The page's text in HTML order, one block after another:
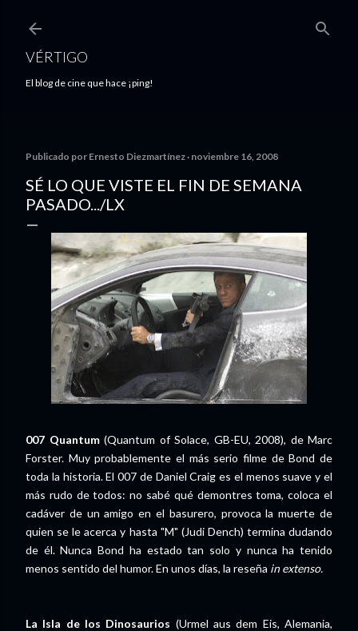
VÉRTIGO
El blog de cine que hace ¡ping!
Publicado por Ernesto Diezmartínez noviembre 16, 2008
SÉ LO QUE VISTE EL FIN DE SEMANA
PASADO.../LX
007 Quantum(Quantum of Solace, GB-EU, 2008), de Marc
Forster. Muy probablemente el más serio filme de Bond de
toda la historia. El 007 de Daniel Craig es el menos suave y el
más rudo de todos: no sabé qué demontres toma, coloca el
cadáver de un amigo en el basurero, provoca la muerte de
quien se le acerca y hasta "M" (Judi Dench) termina dudando
de él. Nunca Bond ha estado tan solo y nunca ha tenido
menos sentido del humor. En unos días, la reseña in extenso.
La Isla de los Dinosaurios (Urmel aus dem Eis, Alemania,